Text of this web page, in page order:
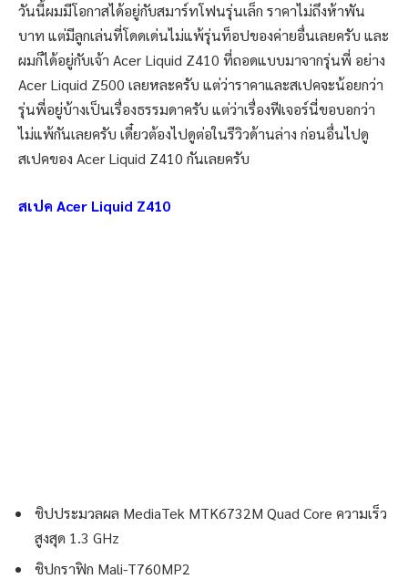
วันนี้ผมมีโอกาสได้อยู่กับสมาร์ทโฟนรุ่นเล็ก ราคาไม่ถึงห้าพัน
บาท แต่มีลูกเล่นที่โดดเด่นไม่แพ้รุ่นท็อปของค่ายอื่นเลยครับ และ
ผมก็ได้อยู่กับเจ้า Acer Liquid Z410 ที่ถอดแบบมาจากรุ่นพี่ อย่าง
Acer Liquid Z500 เลยหละครับ แต่ว่าราคาและสเปคจะน้อยกว่า
รุ่นพี่อยู่บ้างเป็นเรื่องธรรมดาครับ แต่ว่าเรื่องฟีเจอร์นี่ขอบอกว่า
ไม่แพ้กันเลยครับ เดี๋ยวต้องไปดูต่อในรีวิวด้านล่าง ก่อนอื่นไปดู
สเปคของ Acer Liquid Z410 กันเลยครับ
สเปค Acer Liquid Z410
ชิปประมวลผล MediaTek MTK6732M Quad Core ความเร็ว
สูงสุด 1.3 GHz
ชิปกราฟิก Mali-T760MP2